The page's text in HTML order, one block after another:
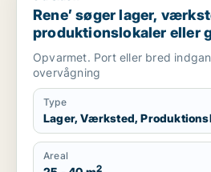
Rene’ søger lager,
produktionslokaler eller
Høje Taastrup, Roskilde
Opvarmet. Port eller bred indgang.
overvågning
Type
Lager, Værksted,
Areal
2